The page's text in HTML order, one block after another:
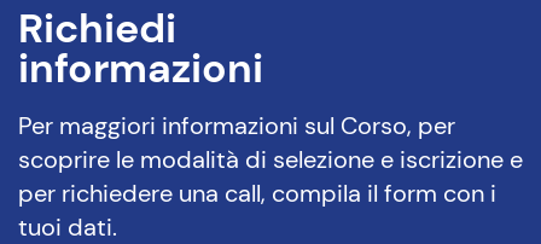
Richiedi
informazioni
Per maggiori informazioni sul Corso, per
scoprire le modalità di selezione e iscrizione e
per richiedere una call, compila il form con i
tuoi dati.